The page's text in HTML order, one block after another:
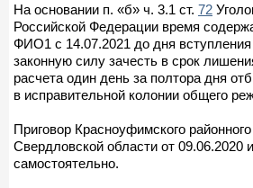
На основании п. «б» ч. 3.1 ст. 72
Российской Федерации время
ФИО1 с 14.07.2021 до дня вступления
законную силу зачесть в срок
расчета один день за полтора дня
в исправительной колонии общего
Приговор Красноуфимского
Свердловской области от 09.06.2020
самостоятельно.